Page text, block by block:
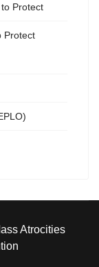
Protect
Protect
Atrocities